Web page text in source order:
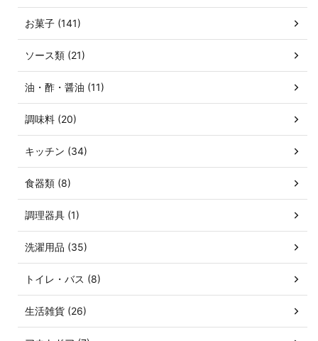
お菓子 (141)
ソース類 (21)
油・酢・醤油 (11)
調味料 (20)
キッチン (34)
食器類 (8)
調理器具 (1)
洗濯用品 (35)
トイレ・バス (8)
生活雑貨 (26)